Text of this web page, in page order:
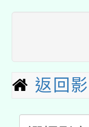
用水
桃園
開
2026
本校
招甄
招)
適應
本館
暨閱
科技
返回